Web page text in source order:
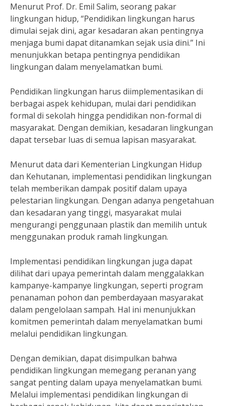
Menurut Prof. Dr. Emil Salim, seorang pakar
lingkungan hidup, “Pendidikan lingkungan harus
dimulai sejak dini, agar kesadaran akan pentingnya
menjaga bumi dapat ditanamkan sejak usia dini.” Ini
menunjukkan betapa pentingnya pendidikan
lingkungan dalam menyelamatkan bumi.
Pendidikan lingkungan harus diimplementasikan di
berbagai aspek kehidupan, mulai dari pendidikan
formal di sekolah hingga pendidikan non-formal di
masyarakat. Dengan demikian, kesadaran lingkungan
dapat tersebar luas di semua lapisan masyarakat.
Menurut data dari Kementerian Lingkungan Hidup
dan Kehutanan, implementasi pendidikan lingkungan
telah memberikan dampak positif dalam upaya
pelestarian lingkungan. Dengan adanya pengetahuan
dan kesadaran yang tinggi, masyarakat mulai
mengurangi penggunaan plastik dan memilih untuk
menggunakan produk ramah lingkungan.
Implementasi pendidikan lingkungan juga dapat
dilihat dari upaya pemerintah dalam menggalakkan
kampanye-kampanye lingkungan, seperti program
penanaman pohon dan pemberdayaan masyarakat
dalam pengelolaan sampah. Hal ini menunjukkan
komitmen pemerintah dalam menyelamatkan bumi
melalui pendidikan lingkungan.
Dengan demikian, dapat disimpulkan bahwa
pendidikan lingkungan memegang peranan yang
sangat penting dalam upaya menyelamatkan bumi.
Melalui implementasi pendidikan lingkungan di